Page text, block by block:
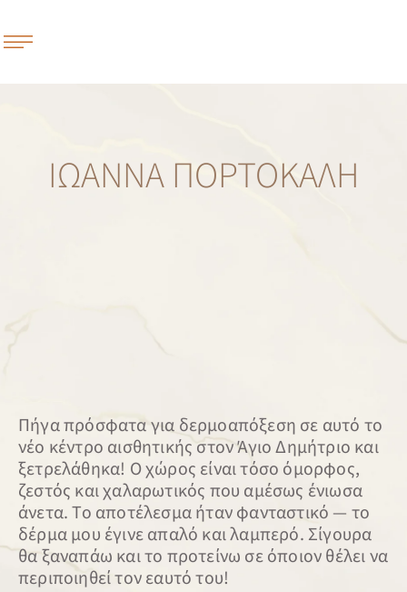
ΙΩΆΝΝΑ ΠΟΡΤΟΚΑΛΉ
Πήγα πρόσφατα για δερμοαπόξεση σε αυτό το
νέο κέντρο αισθητικής στον Άγιο Δημήτριο και
ξετρελάθηκα! Ο χώρος είναι τόσο όμορφος,
ζεστός και χαλαρωτικός που αμέσως ένιωσα
άνετα. Το αποτέλεσμα ήταν φανταστικό — το
δέρμα μου έγινε απαλό και λαμπερό. Σίγουρα
θα ξαναπάω και το προτείνω σε όποιον θέλει να
περιποιηθεί τον εαυτό του!